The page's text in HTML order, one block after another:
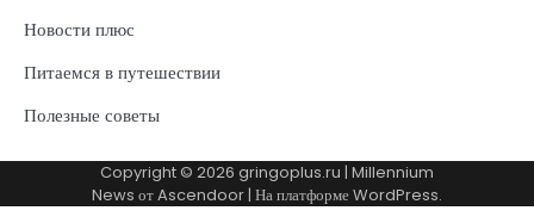
Новости плюс
Питаемся в путешествии
Полезные советы
Copyright © 2026 gringoplus.ru | Millennium
News отAscendoor| На платформеWordPress.